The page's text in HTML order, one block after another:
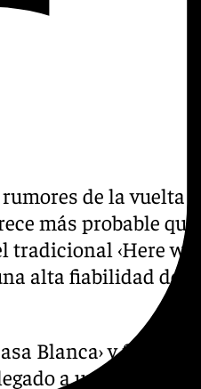
de la vuelta a
más probable que
tradicional ‹Here we
alta fiabilidad de
Blanca› y firmaría
a un acuerdo